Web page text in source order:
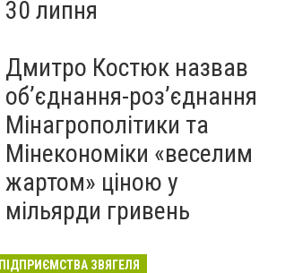
30 липня
Дмитро Костюк назвав
об’єднання-роз’єднання
Мінагрополітики та
Мінекономіки «веселим
жартом» ціною у
мільярди гривень
ПІДПРИЄМСТВА ЗВЯГЕЛЯ